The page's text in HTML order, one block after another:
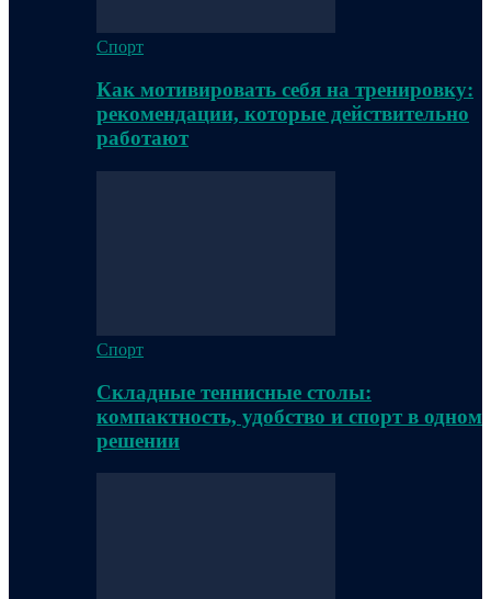
Спорт
Как мотивировать себя на тренировку:
рекомендации, которые действительно
работают
Спорт
Складные теннисные столы:
компактность, удобство и спорт в одном
решении